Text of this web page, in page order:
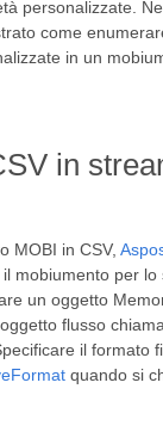
personalizzate.
come
in un
in
MOBI in CSV,
mobiumento per
un oggetto
flusso
il formato
quando si